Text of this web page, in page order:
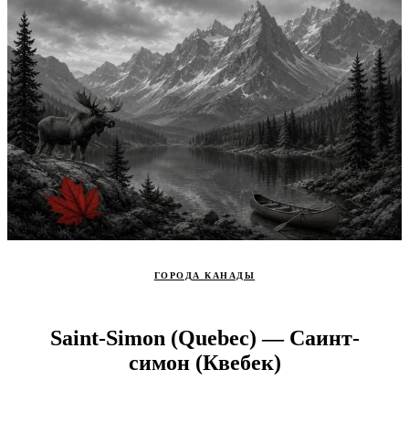
ГОРОДА КАНАДЫ
Saint-Simon (Quebec) — Саинт-
симон (Квебек)